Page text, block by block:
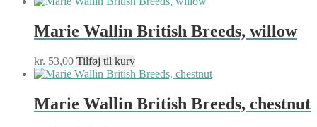
Marie Wallin British Breeds, willow
kr. 53,00 Tilføj til kurv
Marie Wallin British Breeds, chestnut